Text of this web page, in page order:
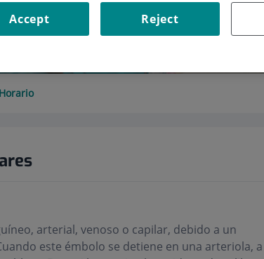
arterial, venoso o capilar, debido a un
este émbolo se detiene en una arteriola, a
Reject
Accept